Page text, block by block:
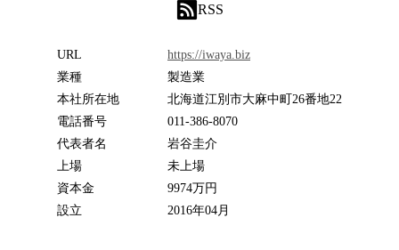
RSS
URL
https://iwaya.biz
業種
製造業
本社所在地
北海道江別市大麻中町26番地22
電話番号
011-386-8070
代表者名
岩谷圭介
上場
未上場
資本金
9974万円
設立
2016年04月